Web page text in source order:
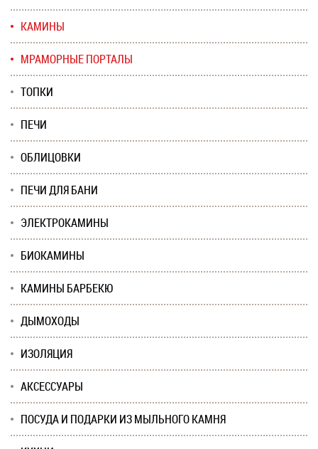
КАМИНЫ
МРАМОРНЫЕ ПОРТАЛЫ
ТОПКИ
ПЕЧИ
ОБЛИЦОВКИ
ПЕЧИ ДЛЯ БАНИ
ЭЛЕКТРОКАМИНЫ
БИОКАМИНЫ
КАМИНЫ БАРБЕКЮ
ДЫМОХОДЫ
ИЗОЛЯЦИЯ
АКСЕССУАРЫ
ПОСУДА И ПОДАРКИ ИЗ МЫЛЬНОГО КАМНЯ